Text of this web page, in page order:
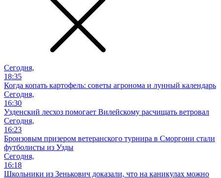
Сегодня,
18:35
Когда копать картофель: советы агронома и лунный календарь
Сегодня,
16:30
Узденский лесхоз помогает Вилейскому расчищать ветровал
Сегодня,
16:23
Бронзовым призером ветеранского турнира в Сморгони стали
футболисты из Узды
Сегодня,
16:18
Школьники из Зенькович доказали, что на каникулах можно